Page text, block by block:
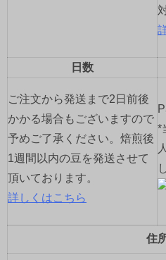
日数
ご注文から発送まで2日前後
かかる場合もございますので
予めご了承ください。焙煎後
1週間以内の豆を発送させて
頂いております。
詳しくはこちら
*
住